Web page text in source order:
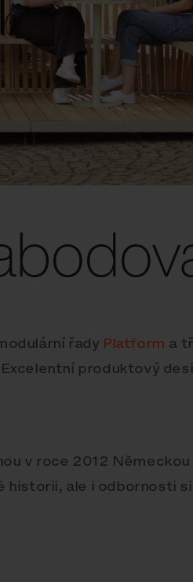
řady Platform a
produktový
v roce 2012 Německou
historii, ale i odbornosti